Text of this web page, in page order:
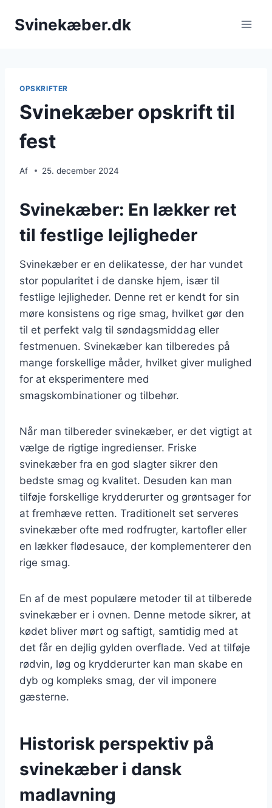
Svinekæber.dk
OPSKRIFTER
Svinekæber opskrift til
fest
Af 25. december 2024
Svinekæber: En lækker ret
til festlige lejligheder
Svinekæber er en delikatesse, der har vundet
stor popularitet i de danske hjem, især til
festlige lejligheder. Denne ret er kendt for sin
møre konsistens og rige smag, hvilket gør den
til et perfekt valg til søndagsmiddag eller
festmenuen. Svinekæber kan tilberedes på
mange forskellige måder, hvilket giver mulighed
for at eksperimentere med
smagskombinationer og tilbehør.
Når man tilbereder svinekæber, er det vigtigt at
vælge de rigtige ingredienser. Friske
svinekæber fra en god slagter sikrer den
bedste smag og kvalitet. Desuden kan man
tilføje forskellige krydderurter og grøntsager for
at fremhæve retten. Traditionelt set serveres
svinekæber ofte med rodfrugter, kartofler eller
en lækker flødesauce, der komplementerer den
rige smag.
En af de mest populære metoder til at tilberede
svinekæber er i ovnen. Denne metode sikrer, at
kødet bliver mørt og saftigt, samtidig med at
det får en dejlig gylden overflade. Ved at tilføje
rødvin, løg og krydderurter kan man skabe en
dyb og kompleks smag, der vil imponere
gæsterne.
Historisk perspektiv på
svinekæber i dansk
madlavning